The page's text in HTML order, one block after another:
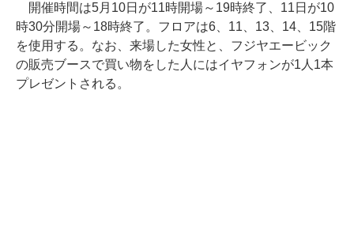
開催時間は5月10日が11時開場～19時終了、11日が10
時30分開場～18時終了。フロアは6、11、13、14、15階
を使用する。なお、来場した女性と、フジヤエービック
の販売ブースで買い物をした人にはイヤフォンが1人1本
プレゼントされる。